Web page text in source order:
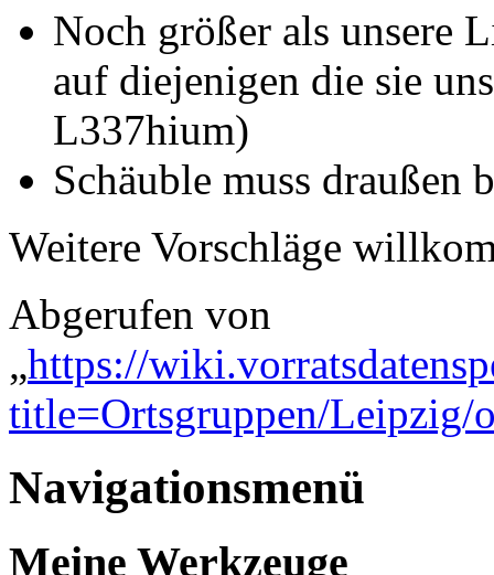
Noch größer als unsere
auf diejenigen die sie
L337hium)
Schäuble muss draußen
Weitere Vorschläge
Abgerufen von
„https://
title=Ortsgruppen/Leipzig/
Navigationsmenü
Meine Werkzeuge